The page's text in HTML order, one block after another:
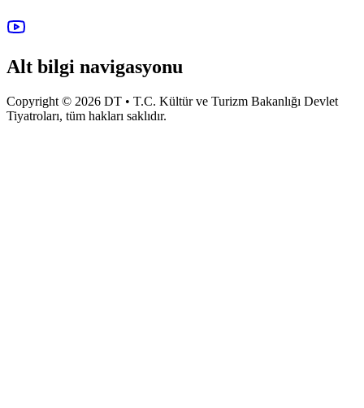
Alt bilgi navigasyonu
Copyright © 2026 DT • T.C. Kültür ve Turizm Bakanlığı Devlet
Tiyatroları, tüm hakları saklıdır.